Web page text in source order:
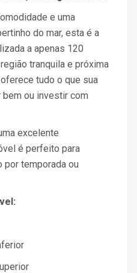
e uma
do mar, esta é a
a apenas 120
tranquila e próxima
tudo o que sua
ou investir com
excelente
é perfeito para
por temporada ou